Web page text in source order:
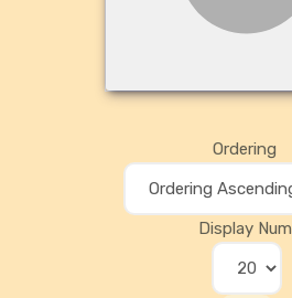
Ordering
Display Num